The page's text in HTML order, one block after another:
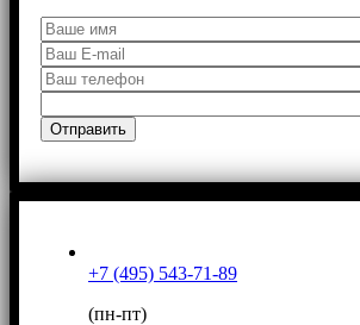
+7 (495) 543-71-89
(пн-пт)